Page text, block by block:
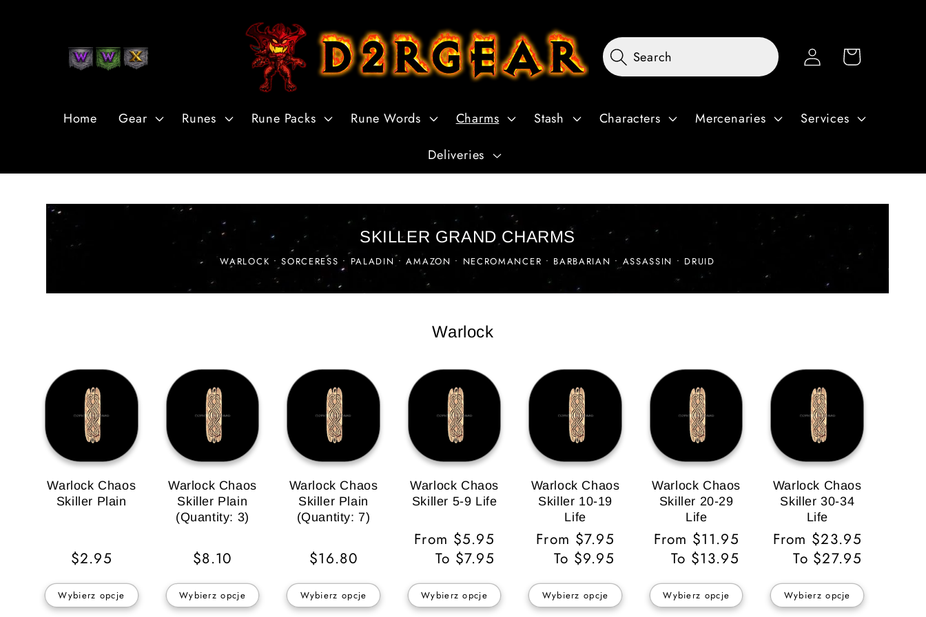
Home Gear Runes Rune Packs Rune Words Charms Stash Characters Mercenaries Services
Deliveries
Search
Zaloguj
się
Koszyk
SKILLER GRAND CHARMS
WARLOCK • SORCERESS • PALADIN • AMAZON • NECROMANCER • BARBARIAN • ASSASSIN • DRUID
Warlock
Warlock Chaos
Skiller Plain
Cena
regularna
$2.95
Wybierz opcje
Warlock Chaos
Skiller Plain
(Quantity: 3)
Cena
regularna
$8.10
Wybierz opcje
Warlock Chaos
Skiller Plain
(Quantity: 7)
Cena
regularna
$16.80
Wybierz opcje
Warlock Chaos
Skiller 5-9 Life
Cena
regularna
From $5.95
To $7.95
Wybierz opcje
Warlock Chaos
Skiller 10-19
Life
Cena
regularna
From $7.95
To $9.95
Wybierz opcje
Warlock Chaos
Skiller 20-29
Life
Cena
regularna
From $11.95
To $13.95
Wybierz opcje
Warlock Chaos
Skiller 30-34
Life
Cena
regularna
From $23.95
To $27.95
Wybierz opcje